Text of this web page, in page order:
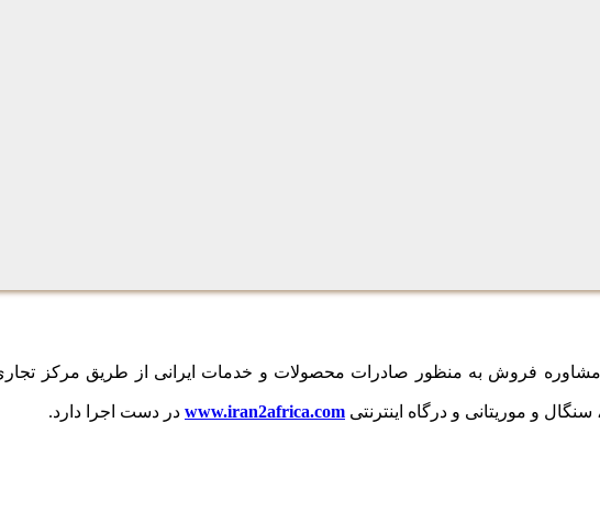
مشاوره فروش به منظور صادرات محصولات و خدمات ایرانی از طریق مرکز تجاری
و موریتانی و درگاه اینترنتی www.iran2africa.com در دست اجرا دارد.